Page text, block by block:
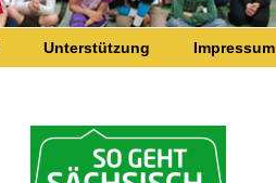
Unterstützung Impressum